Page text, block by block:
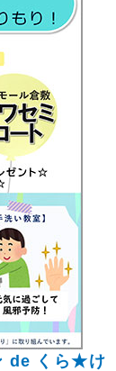
de くら★け